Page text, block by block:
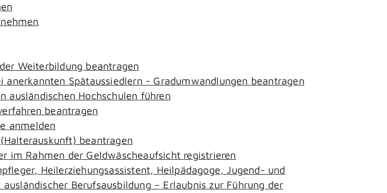
Weiterbildung beantragen
Spätaussiedlern - Gradumwandlungen beantragen
ausländischen Hochschulen führen
beantragen
anmelden
beantragen
im Rahmen der Geldwäscheaufsicht registrieren
Heilerziehungsassistent, Heilpädagoge, Jugend- und
Berufsausbildung – Erlaubnis zur Führung der